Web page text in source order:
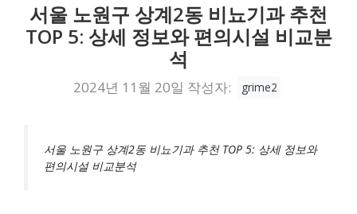
서울 노원구 상계2동 비뇨기과 추천
TOP 5: 상세 정보와 편의시설 비교분
석
2024년 11월 20일 작성자: grime2
서울 노원구 상계2동 비뇨기과 추천 TOP 5: 상세 정보와
편의시설 비교분석